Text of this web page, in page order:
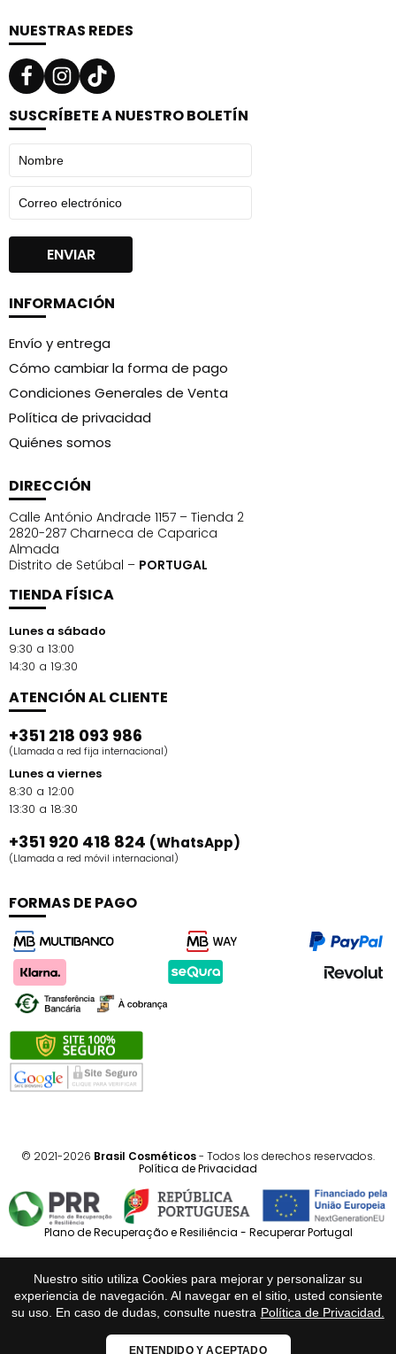
Nuestro sitio utiliza Cookies para mejorar y personalizar su
experiencia de navegación. Al navegar en el sitio, usted consiente
su uso. En caso de dudas, consulte nuestra Política de Privacidad.
ENTENDIDO Y ACEPTADO
NUESTRAS REDES
SUSCRÍBETE A NUESTRO BOLETÍN
INFORMACIÓN
Envío y entrega
Cómo cambiar la forma de pago
Condiciones Generales de Venta
Política de privacidad
Quiénes somos
DIRECCIÓN
Calle António Andrade 1157 – Tienda 2
2820-287 Charneca de Caparica
Almada
Distrito de Setúbal – PORTUGAL
TIENDA FÍSICA
Lunes a sábado
9:30 a 13:00
14:30 a 19:30
ATENCIÓN AL CLIENTE
+351 218 093 986
(Llamada a red fija internacional)
Lunes a viernes
8:30 a 12:00
13:30 a 18:30
+351 920 418 824 (WhatsApp)
(Llamada a red móvil internacional)
FORMAS DE PAGO
© 2021-2026 Brasil Cosméticos- Todos los derechos reservados.
Política de Privacidad
Plano de Recuperação e Resiliência - Recuperar Portugal
Português Español